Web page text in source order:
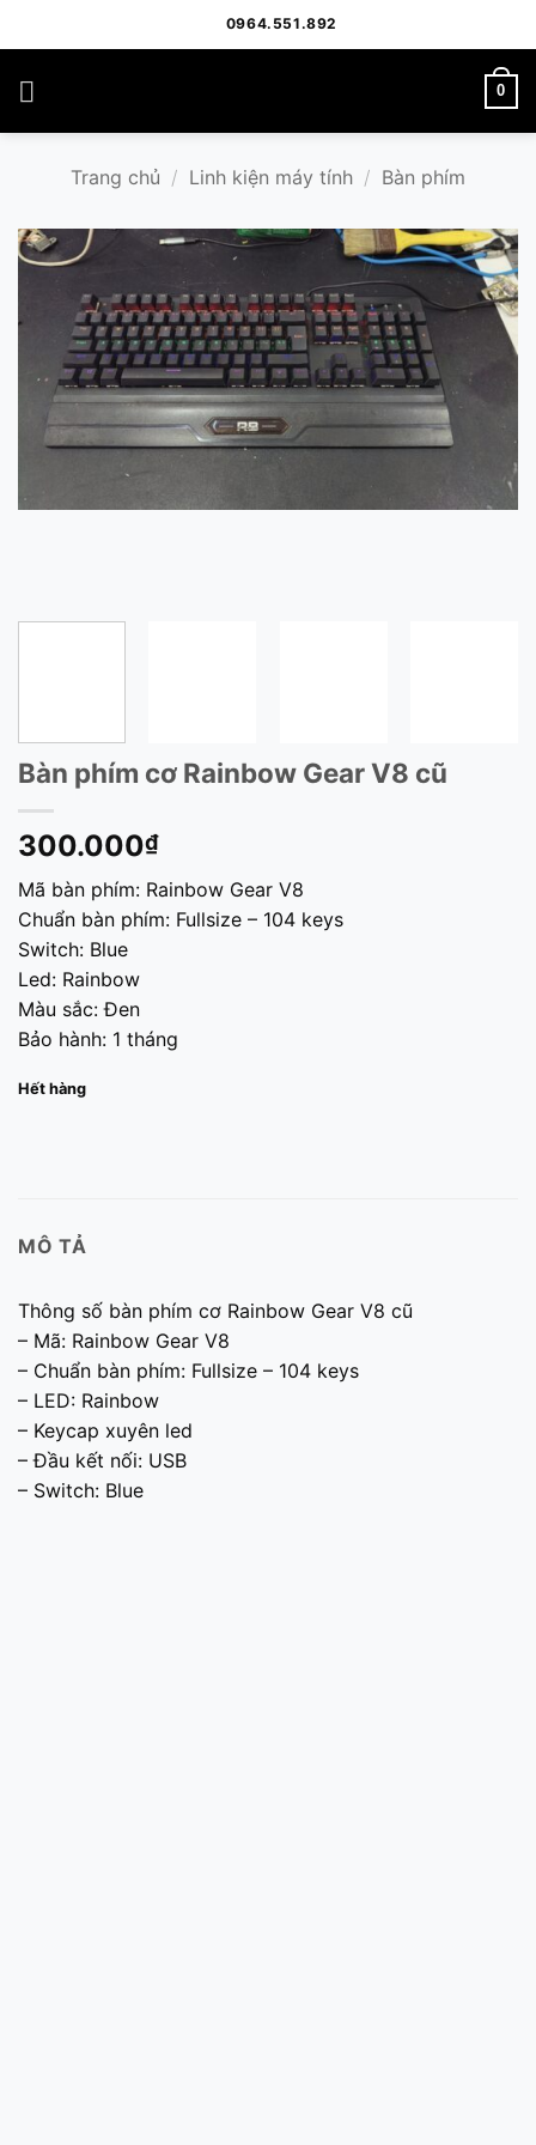
qua
dung
0964.551.892
0
Trang chủ / Linh kiện máy tính / Bàn phím
Bàn phím cơ Rainbow Gear V8 cũ
300.000₫
Mã bàn phím: Rainbow Gear V8
Chuẩn bàn phím: Fullsize – 104 keys
Switch: Blue
Led: Rainbow
Màu sắc: Đen
Bảo hành: 1 tháng
Hết hàng
MÔ TẢ
Thông số bàn phím cơ Rainbow Gear V8 cũ
– Mã: Rainbow Gear V8
– Chuẩn bàn phím: Fullsize – 104 keys
– LED: Rainbow
– Keycap xuyên led
– Đầu kết nối: USB
– Switch: Blue